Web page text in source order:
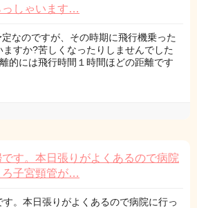
っしゃいます…
なのですが、その時期に飛行機乗った
ますか?苦しくなったりしませんでした
的には飛行時間１時間ほどの距離です
す。本日張りがよくあるので病院
ろ子宮頸管が…
。本日張りがよくあるので病院に行っ